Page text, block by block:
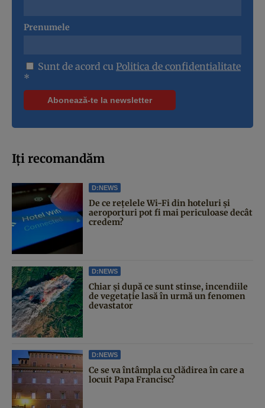
Prenumele
Sunt de acord cu Politica de confidentialitate
*
Iți recomandăm
D:NEWS
De ce rețelele Wi-Fi din hoteluri și
aeroporturi pot fi mai periculoase decât
credem?
D:NEWS
Chiar și după ce sunt stinse, incendiile
de vegetație lasă în urmă un fenomen
devastator
D:NEWS
Ce se va întâmpla cu clădirea în care a
locuit Papa Francisc?